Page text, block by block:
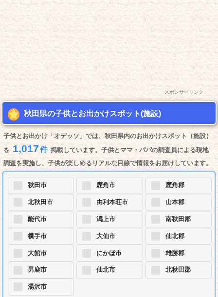
スポンサーリンク
秋田県の子供とお出かけスポット(施設)
子供とお出かけ「オデッソ」では、秋田県内のお出かけスポット（施設）
を 1,017件 掲載しています。子供とママ・パパの調査員による現地
調査を実施し、子供が楽しめるリアルな目線で情報をお届けしています。
秋田市
北秋田市
能代市
横手市
大館市
男鹿市
湯沢市
鹿角市
由利本荘市
潟上市
大仙市
にかほ市
仙北市
鹿角郡
山本郡
南秋田郡
仙北郡
雄勝郡
北秋田郡